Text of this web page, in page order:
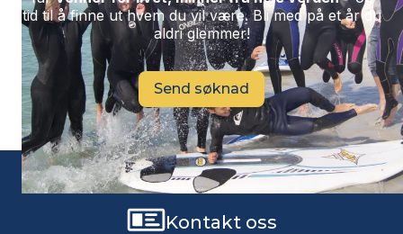
tid til å finne ut hvem du vil være. Bli med på et år du
aldri glemmer!
Send søknad
Kontakt oss